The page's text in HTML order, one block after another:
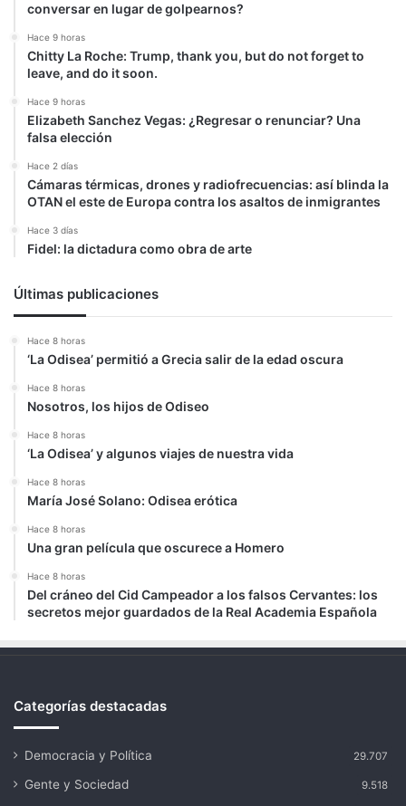
conversar en lugar de golpearnos?
Hace 9 horas
Chitty La Roche: Trump, thank you, but do not forget to
leave, and do it soon.
Hace 9 horas
Elizabeth Sanchez Vegas: ¿Regresar o renunciar? Una
falsa elección
Hace 2 días
Cámaras térmicas, drones y radiofrecuencias: así blinda la
OTAN el este de Europa contra los asaltos de inmigrantes
Hace 3 días
Fidel: la dictadura como obra de arte
Últimas publicaciones
Hace 8 horas
‘La Odisea’ permitió a Grecia salir de la edad oscura
Hace 8 horas
Nosotros, los hijos de Odiseo
Hace 8 horas
‘La Odisea’ y algunos viajes de nuestra vida
Hace 8 horas
María José Solano: Odisea erótica
Hace 8 horas
Una gran película que oscurece a Homero
Hace 8 horas
Del cráneo del Cid Campeador a los falsos Cervantes: los
secretos mejor guardados de la Real Academia Española
Categorías destacadas
Democracia y Política 29.707
Gente y Sociedad 9.518